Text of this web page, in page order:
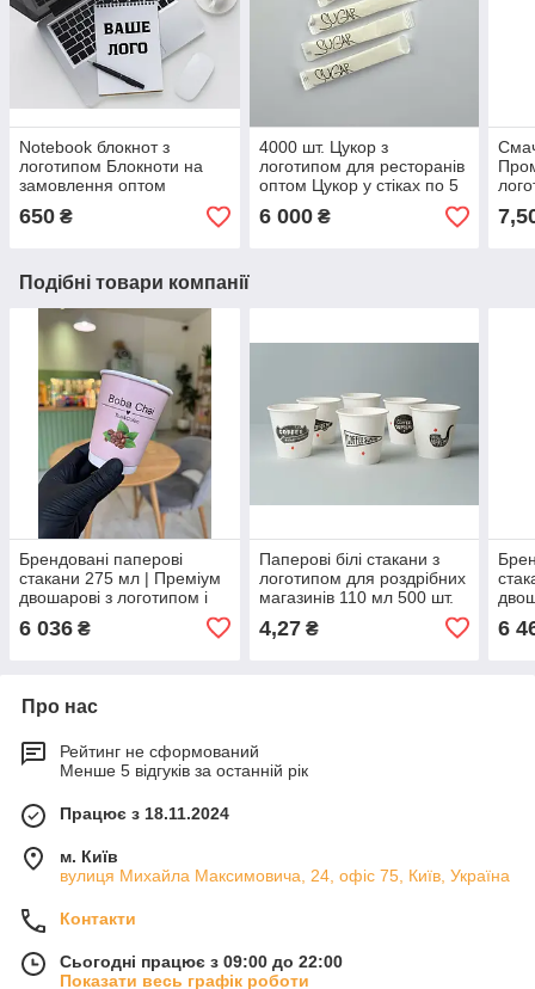
Notebook блокнот з
логотипом Блокноти на
замовлення оптом
Нотатки на замовлення
оптом Нотатки 98 аркушів
650 ₴
4000 шт. Цукор з
логотипом для ресторанів
оптом Цукор у стіках по 5
грамів Цукор в упаковці з
лого
6 000₴
Подібні товари компанії
Брендовані паперові
стакани 275 мл | Преміум
двошарові з логотипом і
ламінацією для гарячих та
холодних напоїв 1000 шт.
6 036 ₴
Паперові білі стакани з
логотипом для роздрібних
магазинів 110 мл 500 шт.
4,27₴ 6
Про нас
Рейтинг не сформований
Менше 5 відгуків за останній рік
Працює з 18.11.2024
м. Київ
вулиця Михайла Максимовича, 24, офіс 75, Київ, Україна
Контакти
Сьогодні працює з 09:00 до 22:00
Показати весь графік роботи